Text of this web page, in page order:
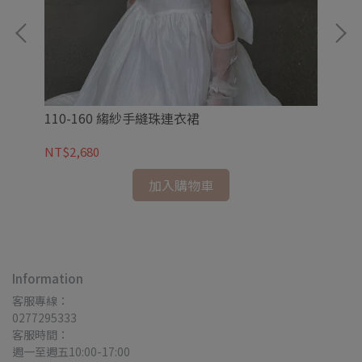
110-160 縐紗手縫珠連衣裙
NT$2,680
加入購物車
Information
客服專線：
0277295333
客服時間：
週一至週五10:00-17:00